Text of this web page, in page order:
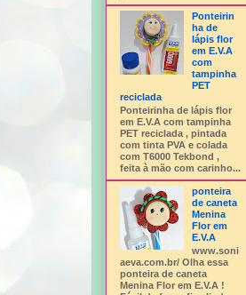
Ponteirin
ha de
lápis flor
em E.V.A
com
tampinha
PET
reciclada
Ponteirinha de lápis flor
em E.V.A com tampinha
PET reciclada , pintada
com tinta PVA e colada
com T6000 Tekbond ,
feita à mão com carinho...
ponteira
de caneta
Menina
Flor em
E.V.A
www.soni
aeva.com.br/ Olha essa
ponteira de caneta
Menina Flor em E.V.A !